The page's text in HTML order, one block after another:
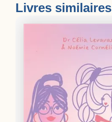
Livres similaires